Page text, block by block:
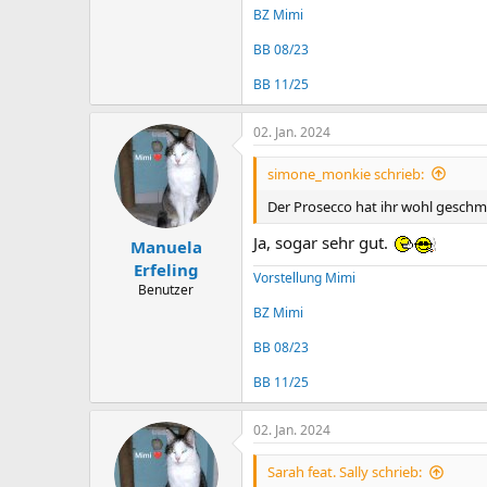
BZ Mimi
BB 08/23
BB 11/25
Manuela
Erfeling
Benutzer
02. Jan. 2024
simone_monkie schrieb:
Der Prosecco hat ihr wohl
Ja, sogar sehr gut.
Vorstellung Mimi
BZ Mimi
BB 08/23
BB 11/25
02. Jan. 2024
Sarah feat. Sally schrieb: